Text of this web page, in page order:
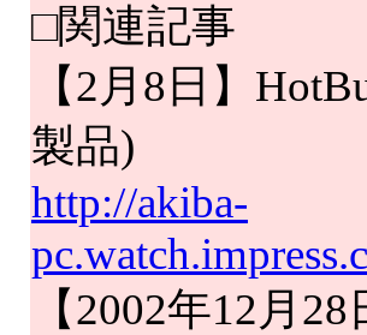
□関連記事
【2月8日】
製品)
http://akiba-
【2002年12月